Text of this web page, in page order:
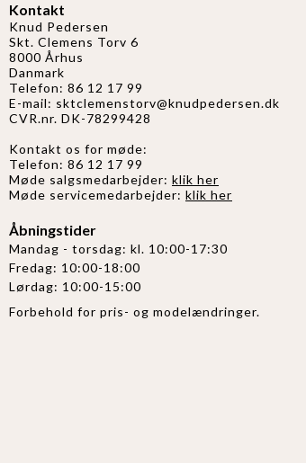
Kontakt
Knud Pedersen
Skt. Clemens Torv 6
8000 Århus
Danmark
Telefon: 86 12 17 99
E-mail: sktclemenstorv@knudpedersen.dk
CVR.nr. DK-78299428
Kontakt os for møde:
Telefon: 86 12 17 99
Møde salgsmedarbejder: klik her
Møde servicemedarbejder: klik her
Åbningstider
Mandag - torsdag: kl. 10:00-17:30
Fredag: 10:00-18:00
Lørdag: 10:00-15:00
Forbehold for pris- og modelændringer.